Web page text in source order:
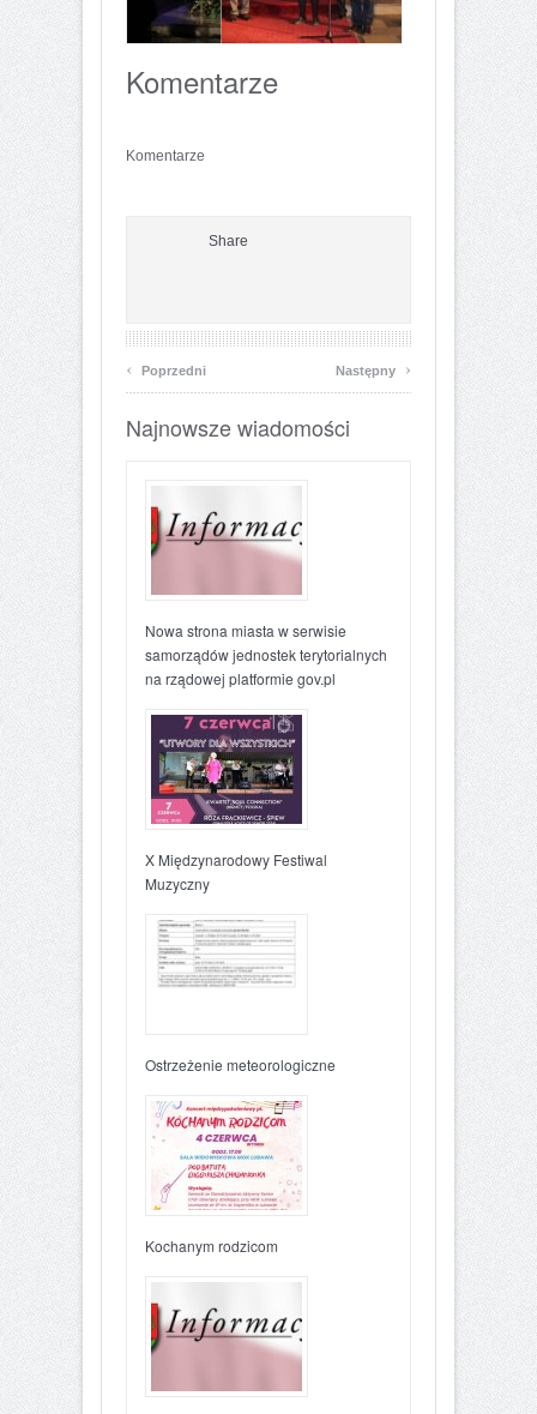
Komentarze
Komentarze
Share
‹ Poprzedni Następny ›
Najnowsze wiadomości
Nowa strona miasta w serwisie
samorządów jednostek terytorialnych
na rządowej platformie gov.pl
X Międzynarodowy Festiwal
Muzyczny
Ostrzeżenie meteorologiczne
Kochanym rodzicom